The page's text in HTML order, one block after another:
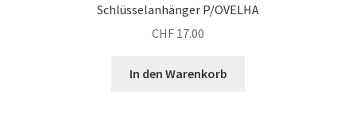
Schlüsselanhänger P/OVELHA
CHF 17.00
In den Warenkorb